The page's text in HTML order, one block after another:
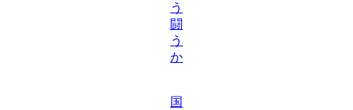
う
闘
う
か
国